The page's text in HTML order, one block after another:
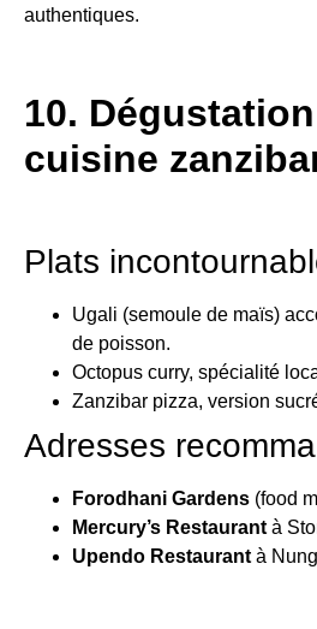
authentiques.
10.
cuisine
Plats
Ugali (semoule de maïs)
de poisson.
Octopus curry, spécialité
Zanzibar pizza, version
Adresses
Forodhani Gardens (food
Mercury’s Restaurant à
Upendo Restaurant à